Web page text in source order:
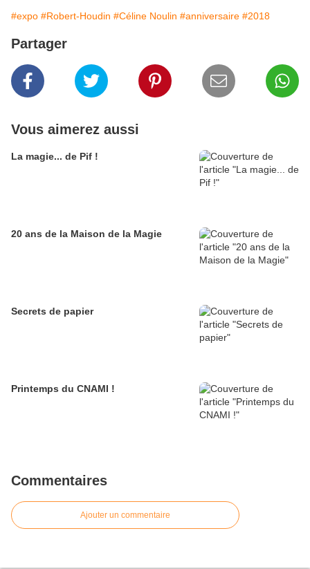
#expo #Robert-Houdin #Céline Noulin #anniversaire #2018
Partager
Vous aimerez aussi
La magie... de Pif !
20 ans de la Maison de la Magie
Secrets de papier
Printemps du CNAMI !
Commentaires
Ajouter un commentaire